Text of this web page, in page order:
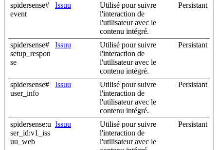
spidersense#
event
Issuu
Utilisé pour suivre
l'interaction de
l'utilisateur avec le
contenu intégré.
Persistant
spidersense#
setup_respon
se
Issuu
Utilisé pour suivre
l'interaction de
l'utilisateur avec le
contenu intégré.
Persistant
spidersense#
user_info
Issuu
Utilisé pour suivre
l'interaction de
l'utilisateur avec le
contenu intégré.
Persistant
spidersense:u
ser_id:v1_iss
uu_web
Issuu
Utilisé pour suivre
l'interaction de
l'utilisateur avec le
Persistant